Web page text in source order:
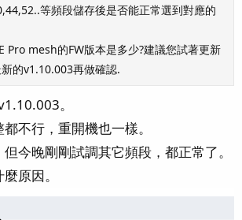
等頻段儲存後是否能正常選到對應的
Pro mesh的FW版本是多少?建議您試著更新
的v1.10.003再做確認.
。
不行，重開機也一樣。
今晚剛剛試調其它頻段，都正常了。
原因。